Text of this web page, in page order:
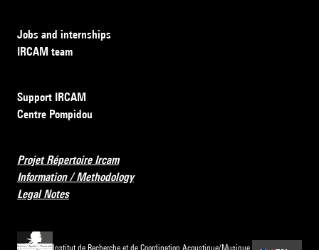
Jobs and internships
IRCAM team
Support IRCAM
Centre Pompidou
Projet Répertoire Ircam
Information / Methodology
Legal Notes
Institut de Recherche et de Coordination Acoustique/Musique